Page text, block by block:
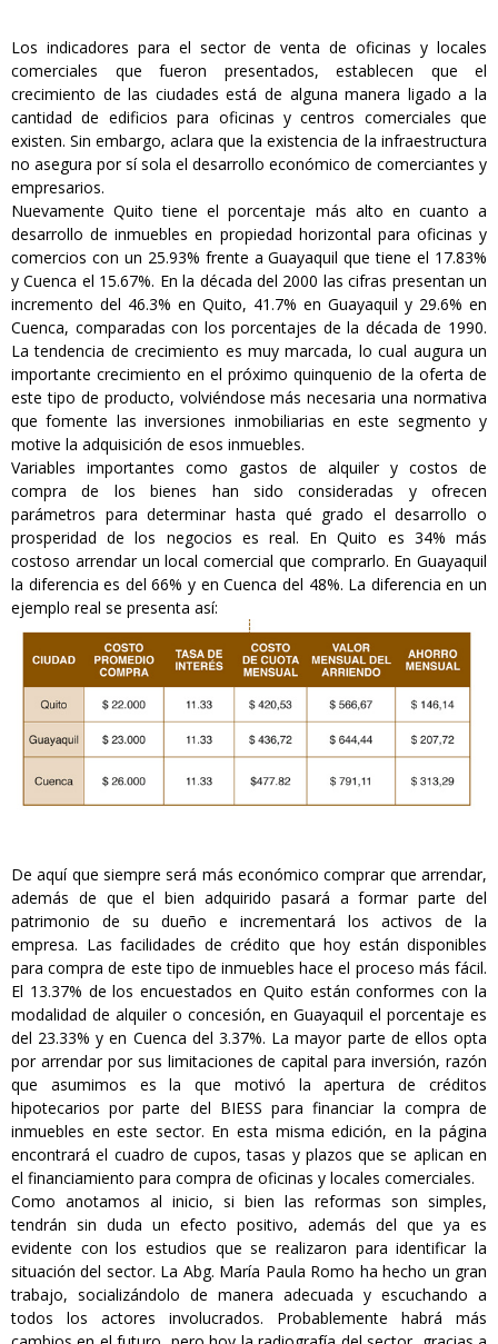
Los indicadores para el sector de venta de oficinas y locales
comerciales que fueron presentados, establecen que el
crecimiento de las ciudades está de alguna manera ligado a la
cantidad de edificios para oficinas y centros comerciales que
existen. Sin embargo, aclara que la existencia de la infraestructura
no asegura por sí sola el desarrollo económico de comerciantes y
empresarios.
Nuevamente Quito tiene el porcentaje más alto en cuanto a
desarrollo de inmuebles en propiedad horizontal para oficinas y
comercios con un 25.93% frente a Guayaquil que tiene el 17.83%
y Cuenca el 15.67%. En la década del 2000 las cifras presentan un
incremento del 46.3% en Quito, 41.7% en Guayaquil y 29.6% en
Cuenca, comparadas con los porcentajes de la década de 1990.
La tendencia de crecimiento es muy marcada, lo cual augura un
importante crecimiento en el próximo quinquenio de la oferta de
este tipo de producto, volviéndose más necesaria una normativa
que fomente las inversiones inmobiliarias en este segmento y
motive la adquisición de esos inmuebles.
Variables importantes como gastos de alquiler y costos de
compra de los bienes han sido consideradas y ofrecen
parámetros para determinar hasta qué grado el desarrollo o
prosperidad de los negocios es real. En Quito es 34% más
costoso arrendar un local comercial que comprarlo. En Guayaquil
la diferencia es del 66% y en Cuenca del 48%. La diferencia en un
ejemplo real se presenta así:
De aquí que siempre será más económico comprar que arrendar,
además de que el bien adquirido pasará a formar parte del
patrimonio de su dueño e incrementará los activos de la
empresa. Las facilidades de crédito que hoy están disponibles
para compra de este tipo de inmuebles hace el proceso más fácil.
El 13.37% de los encuestados en Quito están conformes con la
modalidad de alquiler o concesión, en Guayaquil el porcentaje es
del 23.33% y en Cuenca del 3.37%. La mayor parte de ellos opta
por arrendar por sus limitaciones de capital para inversión, razón
que asumimos es la que motivó la apertura de créditos
hipotecarios por parte del BIESS para financiar la compra de
inmuebles en este sector. En esta misma edición, en la página
encontrará el cuadro de cupos, tasas y plazos que se aplican en
el financiamiento para compra de oficinas y locales comerciales.
Como anotamos al inicio, si bien las reformas son simples,
tendrán sin duda un efecto positivo, además del que ya es
evidente con los estudios que se realizaron para identificar la
situación del sector. La Abg. María Paula Romo ha hecho un gran
trabajo, socializándolo de manera adecuada y escuchando a
todos los actores involucrados. Probablemente habrá más